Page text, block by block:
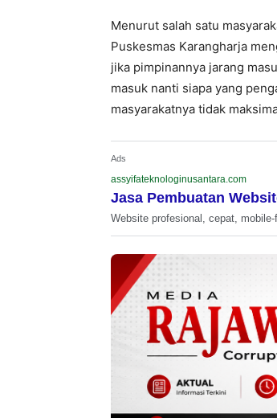
Menurut salah satu
Puskesmas Karangharja
jika pimpinannya jarang
masuk nanti siapa yang
masyarakatnya tidak
Ads
assyifateknologinusantara.com
Jasa Pembuatan
Website profesional, cepat,